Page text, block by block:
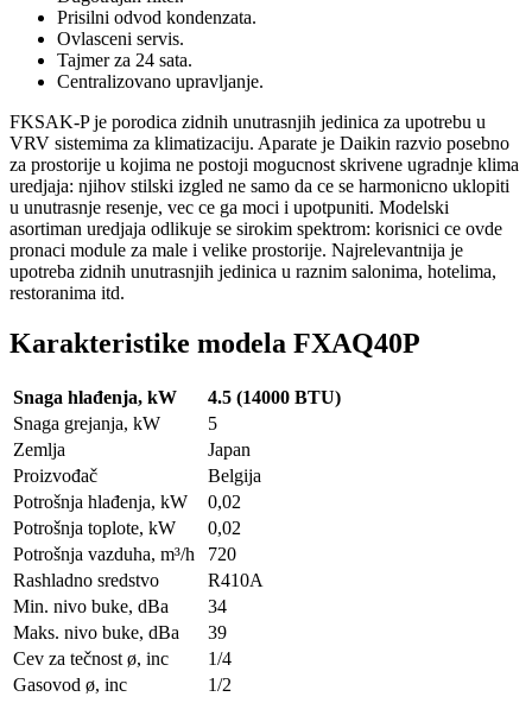
Prisilni odvod kondenzata.
Ovlasceni servis.
Tajmer za 24 sata.
Centralizovano upravljanje.
FKSAK-P je porodica zidnih unutrasnjih jedinica za upotrebu u
VRV sistemima za klimatizaciju. Aparate je Daikin razvio posebno
za prostorije u kojima ne postoji mogucnost skrivene ugradnje klima
uredjaja: njihov stilski izgled ne samo da ce se harmonicno uklopiti
u unutrasnje resenje, vec ce ga moci i upotpuniti. Modelski
asortiman uredjaja odlikuje se sirokim spektrom: korisnici ce ovde
pronaci module za male i velike prostorije. Najrelevantnija je
upotreba zidnih unutrasnjih jedinica u raznim salonima, hotelima,
restoranima itd.
Karakteristike modela FXAQ40P
Snaga hlađenja, kW
4.5 (14000 BTU)
Snaga grejanja, kW
5
Zemlja
Japan
Proizvođač
Belgija
Potrošnja hlađenja, kW
0,02
Potrošnja toplote, kW
0,02
Potrošnja vazduha, m³/h
720
Rashladno sredstvo
R410A
Min. nivo buke, dBa
34
Maks. nivo buke, dBa
39
Cev za tečnost ø, inc
1/4
Gasovod ø, inc
1/2